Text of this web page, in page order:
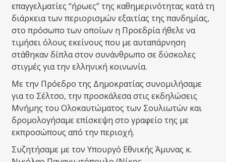
επαγγελματίες “ήρωες” της καθημερινότητας κατά τη
διάρκεια των περιορισμών εξαιτίας της πανδημίας,
στο πρόσωπο των οποίων η Προεδρία ήθελε να
τιμήσει όλους εκείνους που με αυταπάρνηση
στάθηκαν δίπλα στον συνάνθρωπο σε δύσκολες
στιγμές για την ελληνική κοινωνία.
Με την Πρόεδρο της Δημοκρατίας συνομιλήσαμε
για το Σέλτσο, την προσκάλεσα στις εκδηλώσεις
Μνήμης του Ολοκαυτώματος των Σουλιωτών και
δρομολογήσαμε επίσκεψη στο γραφείο της με
εκπροσώπους από την περιοχή.
Συζητήσαμε με τον Υπουργό Εθνικής Άμυνας κ.